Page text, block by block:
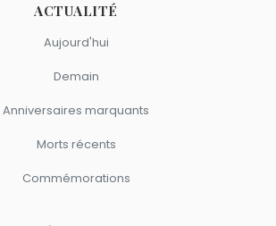
ACTUALITÉ
Aujourd'hui
Demain
Anniversaires marquants
Morts récents
Commémorations